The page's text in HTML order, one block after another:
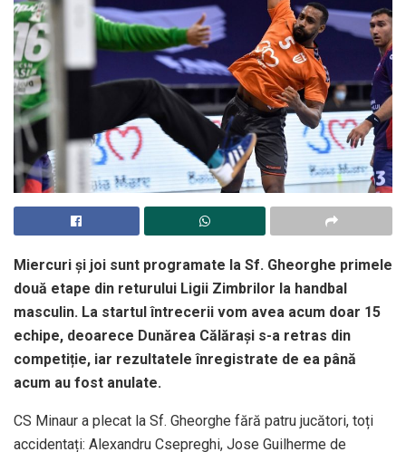
Miercuri și joi sunt programate la Sf. Gheorghe primele
două etape din returului Ligii Zimbrilor la handbal
masculin. La startul întrecerii vom avea acum doar 15
echipe, deoarece Dunărea Călărași s-a retras din
competiție, iar rezultatele înregistrate de ea până
acum au fost anulate.
CS Minaur a plecat la Sf. Gheorghe fără patru jucători, toți
accidentați: Alexandru Csepreghi, Jose Guilherme de